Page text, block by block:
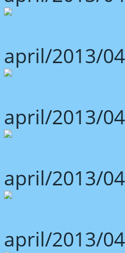
april/2013/
april/2013/
april/2013/
april/2013/